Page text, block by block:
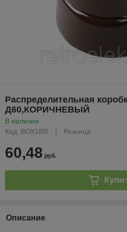
Распределительная
Д60,КОРИЧНЕВЫЙ
В наличии
Код: ВОХ1BR
Розница
60,48 руб.
Описание